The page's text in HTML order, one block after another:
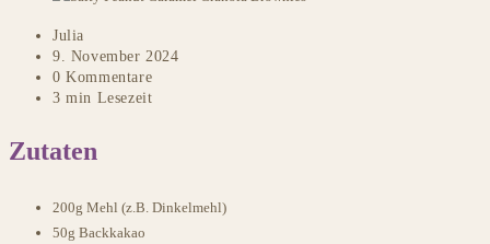
Julia
9. November 2024
0 Kommentare
3 min Lesezeit
Zutaten
200g Mehl (z.B. Dinkelmehl)
50g Backkakao